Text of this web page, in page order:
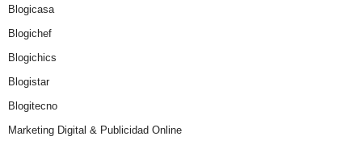
Blogicasa
Blogichef
Blogichics
Blogistar
Blogitecno
Marketing Digital & Publicidad Online